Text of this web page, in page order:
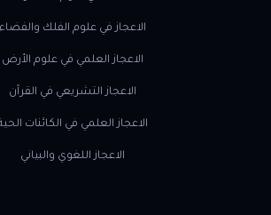
الاعجاز في علوم الفلك والفضاء
الاعجاز العلمي في علوم الأرض
الاعجاز التشريعي في القرآن
الاعجاز العلمي في الكائنات
الاعجاز اللغوي والبياني